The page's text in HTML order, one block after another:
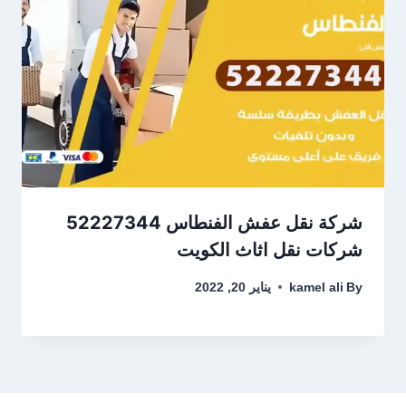
شركة نقل عفش الفنطاس 52227344
شركات نقل اثاث الكويت
By
kamel ali يناير 20, 2022